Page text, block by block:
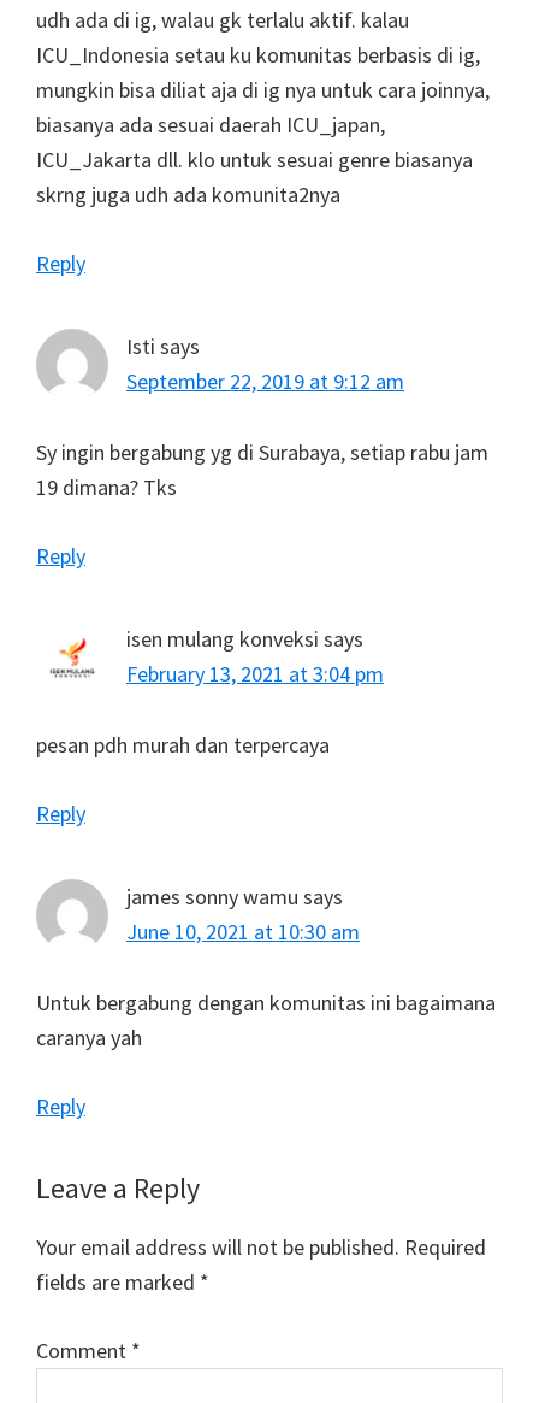
udh ada di ig, walau gk terlalu aktif. kalau
ICU_Indonesia setau ku komunitas berbasis di ig,
mungkin bisa diliat aja di ig nya untuk cara joinnya,
biasanya ada sesuai daerah ICU_japan,
ICU_Jakarta dll. klo untuk sesuai genre biasanya
skrng juga udh ada komunita2nya
Reply
Isti says
September 22, 2019 at 9:12 am
Sy ingin bergabung yg di Surabaya, setiap rabu jam
19 dimana? Tks
Reply
isen mulang konveksi says
February 13, 2021 at 3:04 pm
pesan pdh murah dan terpercaya
Reply
james sonny wamu says
June 10, 2021 at 10:30 am
Untuk bergabung dengan komunitas ini bagaimana
caranya yah
Reply
Leave a Reply
Your email address will not be published. Required
fields are marked *
Comment *